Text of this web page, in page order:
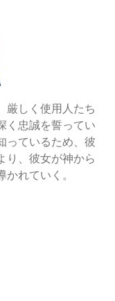
厳しく使用人たち
く忠誠を誓ってい
っているため、彼
り、彼女が神から
れていく。